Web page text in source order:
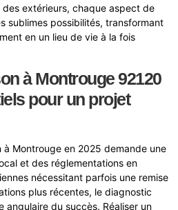
des extérieurs, chaque aspect de
sublimes possibilités, transformant
en un lieu de vie à la fois
à Montrouge 92120
pour un projet
à Montrouge en 2025 demande une
et des réglementations en
nécessitant parfois une remise
plus récentes, le diagnostic
angulaire du succès. Réaliser un